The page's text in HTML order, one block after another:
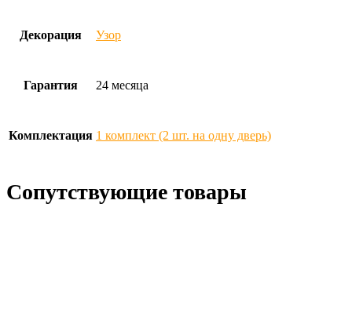
Декорация Узор
Гарантия 24 месяца
Комплектация 1 комплект (2 шт. на одну дверь)
Сопутствующие товары